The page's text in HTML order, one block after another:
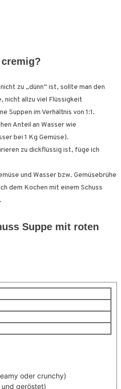
zu „dünn“ ist, sollte man den
nicht allzu viel Flüssigkeit
Suppen im Verhältnis von 1:1.
Anteil an Wasser wie
bei 1 Kg Gemüse).
zu dickflüssig ist, füge ich
und Wasser bzw. Gemüsebrühe
dem Kochen mit einem Schuss
Suppe mit roten
oder crunchy)
geröstet)